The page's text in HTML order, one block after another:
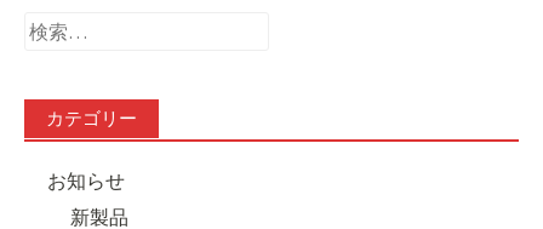
検
カテゴリー
お知らせ
新製品